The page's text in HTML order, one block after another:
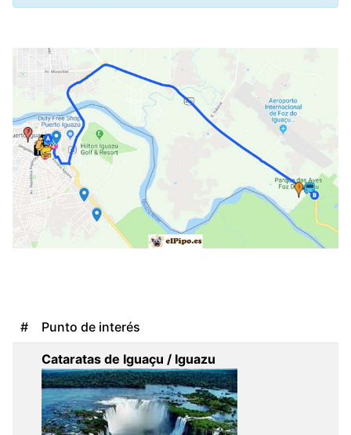
# Punto de interés
Cataratas de Iguaçu / Iguazu